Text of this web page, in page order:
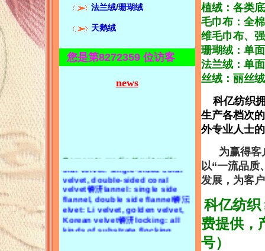
法兰绒/珊瑚绒
天鹅绒
您是第8272359 位访客
news
supplier锛汢usiness purpose:
eyi textile has focused on
textile production and
operation for more than 20
years. The company has
multiple production lines and
mainly produces four series of
products:1. Towel cloth,
cotton towel cloth, polyester
towel cloth, polyester cotton
velvet, double-sided coral
flannel, double side flannel锛沄
elvet: Li velvet, golden velvet,
Korean velvet锛汧locking: all
kinds of substrate flocking,
short wool, long wool flocking
series
植绒：各类
毛巾布：全
维毛巾布、
珊瑚绒：单
法兰绒：单
丝绒：丽丝
科亿纺织拥
生产各档次
外专业人士
为赢得客
以“一流品质
发展，为客
科亿纺织
费提供，
号）